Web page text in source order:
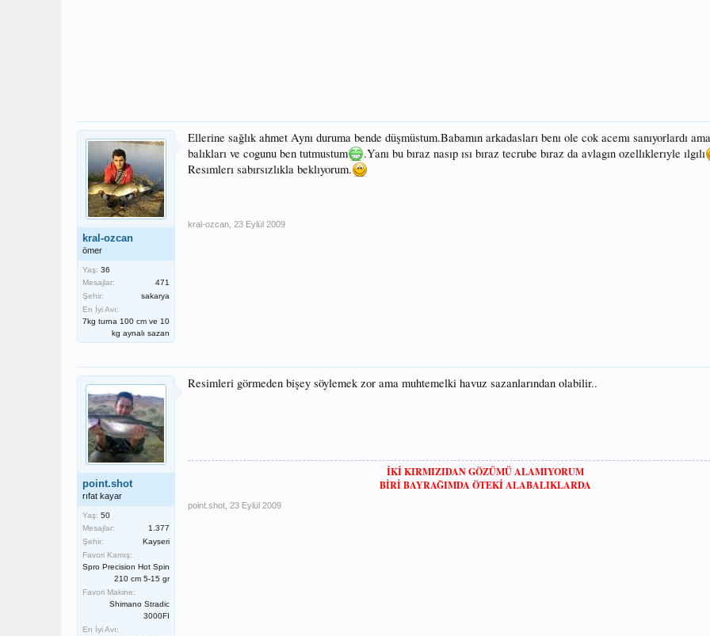
kral-ozcan
ömer
Yaş: 36
Mesajlar:
471
Şehir:
sakarya
En İyi Avı:
7kg turna 100 cm ve 10
kg aynalı sazan
Ellerine sağlık ahmet Aynı duruma bende düşmüstum.Babamın arkadasları benı ole cok acemı sanıyorlardı
balıkları ve cogunu ben tutmustum
.Yanı bu bıraz nasıp ısı bıraz tecrube bıraz da avlagın ozellıklerıyle ılgılı
Resımlerı sabırsızlıkla beklıyorum.
kral-ozcan 23 Eylül 2009
point.shot
rıfat kayar
Yaş: 50
Mesajlar:
1.377
Şehir:
Kayseri
Favori Kamış:
Spro Precision Hot Spin
210 cm 5-15 gr
Favori Makine:
Shimano Stradic
3000FI
En İyi Avı:
Resimleri görmeden bişey söylemek zor ama muhtemelki havuz sazanlarından olabilir..
İKİ KIRMIZIDAN GÖZÜMÜ ALAMIYORUM
BİRİ BAYRAĞIMDA ÖTEKİ ALABALIKLARDA
point.shot 23 Eylül 2009